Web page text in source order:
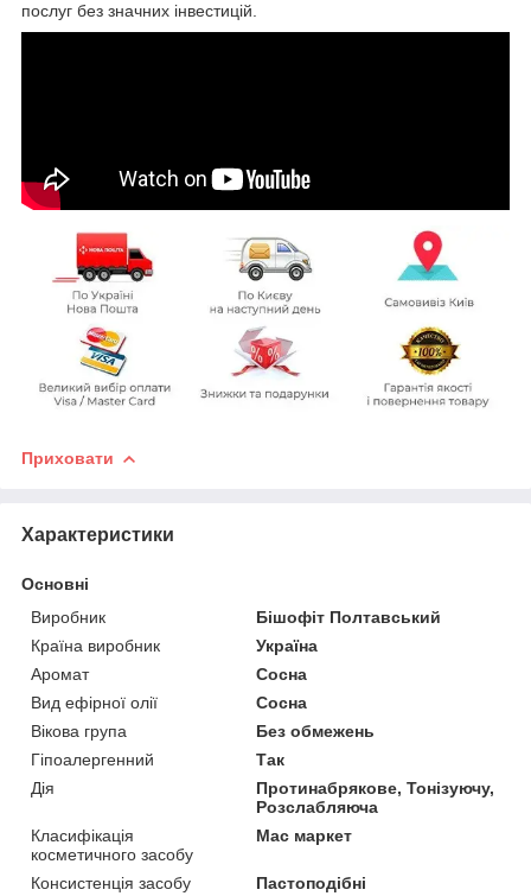
послуг без значних інвестицій.
Приховати
Характеристики
Основні
Виробник
Бішофіт Полтавський
Країна виробник
Україна
Аромат
Сосна
Вид ефірної олії
Сосна
Вікова група
Без обмежень
Гіпоалергенний
Так
Дія
Протинабрякове, Тонізуючу,
Розслабляюча
Класифікація
косметичного засобу
Мас маркет
Консистенція засобу
Пастоподібні